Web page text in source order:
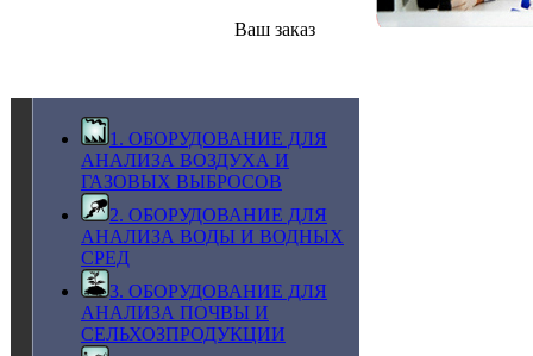
Ваш заказ
1. ОБОРУДОВАНИЕ ДЛЯ
АНАЛИЗА ВОЗДУХА И
ГАЗОВЫХ ВЫБРОСОВ
2. ОБОРУДОВАНИЕ ДЛЯ
АНАЛИЗА ВОДЫ И ВОДНЫХ
СРЕД
3. ОБОРУДОВАНИЕ ДЛЯ
АНАЛИЗА ПОЧВЫ И
СЕЛЬХОЗПРОДУКЦИИ